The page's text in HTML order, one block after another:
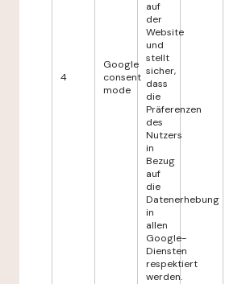
4
Google
consent
mode
auf
der
Website
und
stellt
sicher,
dass
die
Präferenzen
des
Nutzers
in
Bezug
auf
die
Datenerhebung
in
allen
Google-
Diensten
respektiert
werden.